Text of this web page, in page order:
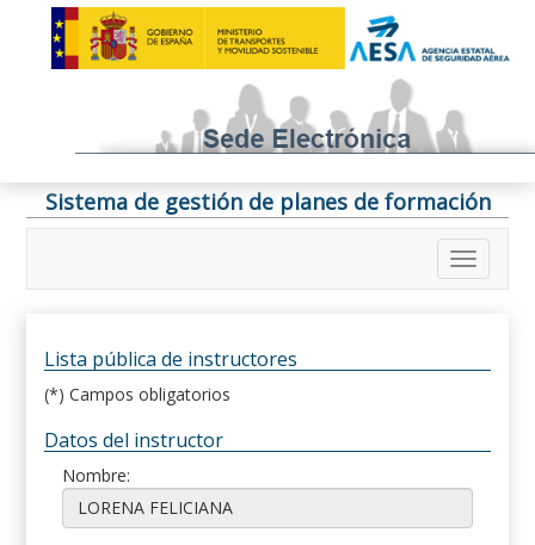
Sistema de gestión de planes de formación
Lista pública de instructores
(*) Campos obligatorios
Datos del instructor
Nombre: